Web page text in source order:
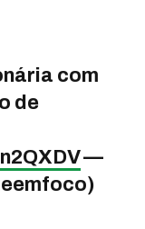
com
de
—